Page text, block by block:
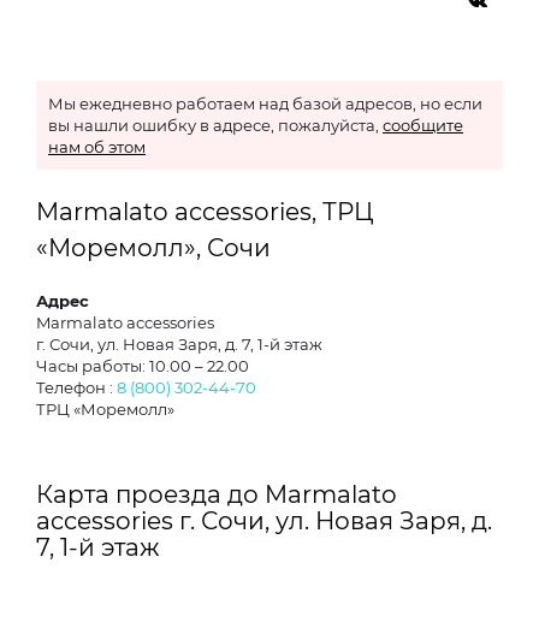
Мы ежедневно работаем над базой адресов, но если
вы нашли ошибку в адресе, пожалуйста, сообщите
нам об этом
Marmalato accessories, ТРЦ
«Моремолл», Сочи
Адрес
Marmalato accessories
г. Сочи, ул. Новая Заря, д. 7, 1-й этаж
Часы работы: 10.00 – 22.00
Телефон : 8 (800) 302-44-70
ТРЦ «Моремолл»
Карта проезда до Marmalato
accessories г. Сочи, ул. Новая Заря, д.
7, 1-й этаж